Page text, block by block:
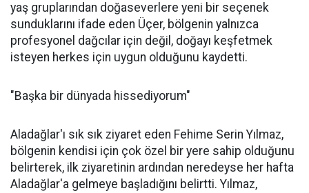
yaş gruplarından doğaseverlere yeni bir seçenek
sunduklarını ifade eden Üçer, bölgenin yalnızca
profesyonel dağcılar için değil, doğayı keşfetmek
isteyen herkes için uygun olduğunu kaydetti.
"Başka bir dünyada hissediyorum"
Aladağlar'ı sık sık ziyaret eden Fehime Serin Yılmaz,
bölgenin kendisi için çok özel bir yere sahip olduğunu
belirterek, ilk ziyaretinin ardından neredeyse her hafta
Aladağlar'a gelmeye başladığını belirtti. Yılmaz,